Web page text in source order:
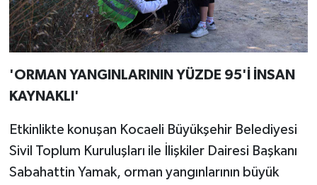
'ORMAN YANGINLARININ YÜZDE 95'İ İNSAN
KAYNAKLI'
Etkinlikte konuşan Kocaeli Büyükşehir Belediyesi
Sivil Toplum Kuruluşları ile İlişkiler Dairesi Başkanı
Sabahattin Yamak, orman yangınlarının büyük